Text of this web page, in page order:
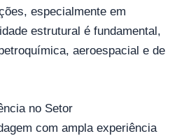
especialmente em
estrutural é fundamental,
aeroespacial e de
no Setor
com ampla experiência